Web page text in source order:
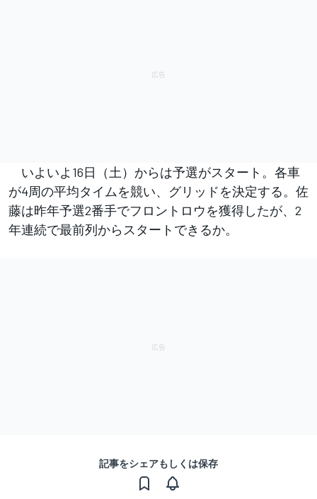
いよいよ16日（土）からは予選がスタート。各車
が4周の平均タイムを競い、グリッドを決定する。佐
藤は昨年予選2番手でフロントロウを獲得したが、2
年連続で最前列からスタートできるか。
記事をシェアもしくは保存